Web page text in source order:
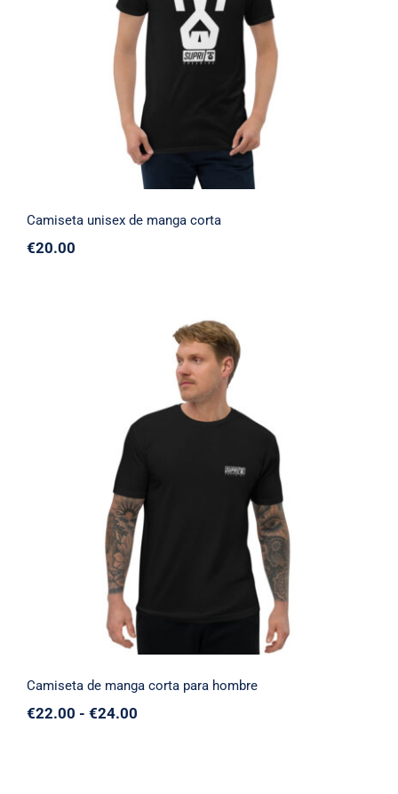
Camiseta unisex de manga corta
Camiseta unisex de manga corta
€20.00
Camiseta de manga corta para hombre
Camiseta de manga corta para hombre
€22.00 - €24.00Rango